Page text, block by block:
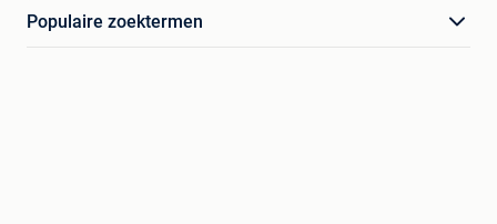
Populaire zoektermen